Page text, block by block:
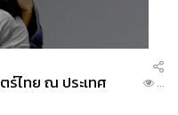
ร์ไทย ณ ประเทศ
...